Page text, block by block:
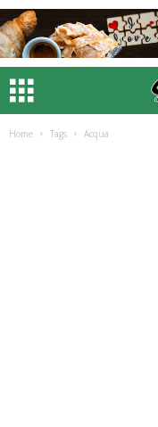
Home Tags Acqua